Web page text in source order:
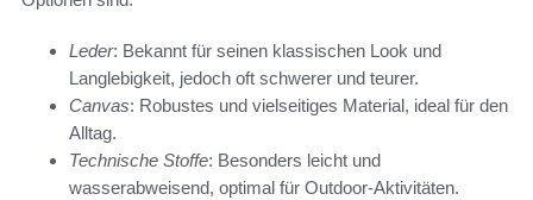
Leder: Bekannt für seinen klassischen Look und
Langlebigkeit, jedoch oft schwerer und teurer.
Canvas: Robustes und vielseitiges Material, ideal für den
Alltag.
Technische Stoffe: Besonders leicht und
wasserabweisend, optimal für Outdoor-Aktivitäten.